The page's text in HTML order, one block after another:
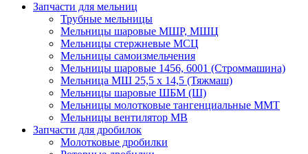
Запчасти для мельниц
Трубные мельницы
Мельницы шаровые МШР, МШЦ
Мельницы стержневые МСЦ
Мельницы самоизмельчения
Мельницы шаровые 1456, 6001 (Строммашина)
Мельница МШ 25,5 х 14,5 (Тяжмаш)
Мельницы шаровые ШБМ (Ш)
Мельницы молотковые тангенциальные ММТ
Мельницы вентилятор МВ
Запчасти для дробилок
Молотковые дробилки